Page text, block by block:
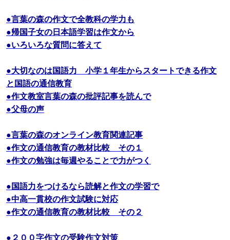
●言葉の森の作文で全教科の学力も
●帰国子女の日本語学習は作文から
●いろいろな質問に答えて
●大切なのは国語力 小学１年生からスタートできる作文
と国語の通信教育
●作文教室言葉の森の批評記事を読んで
●父母の声
●言葉の森のオンライン教育関連記事
●作文の通信教育の教材比較 その１
●作文の勉強は毎週やることで力がつく
●国語力をつけるなら読解と作文の学習で
●中高一貫校の作文試験に対応
●作文の通信教育の教材比較 その２
●２００字作文の受験作文対策